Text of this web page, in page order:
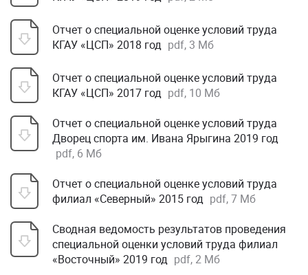
Отчет о специальной оценке условий труда
КГАУ «ЦСП» 2018 год pdf, 3 Мб
Отчет о специальной оценке условий труда
КГАУ «ЦСП» 2017 год pdf, 10 Мб
Отчет о специальной оценке условий труда
Дворец спорта им. Ивана Ярыгина 2019 год
pdf, 6 Мб
Отчет о специальной оценке условий труда
филиал «Северный» 2015 год pdf, 7 Мб
Сводная ведомость результатов проведения
специальной оценки условий труда филиал
«Восточный» 2019 год pdf, 2 Мб